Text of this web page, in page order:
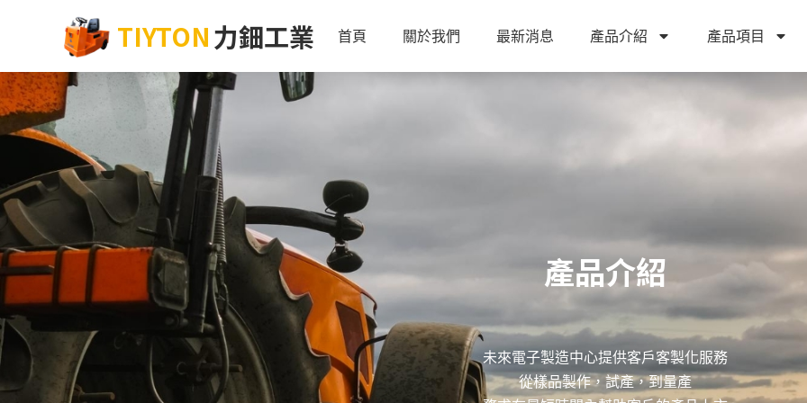
TIYTON力鈿工業 首頁 關於我們 最新消息 產品介紹 產品項目
產品介紹
未來電子製造中心提供客戶客製化服務
從樣品製作，試產，到量產